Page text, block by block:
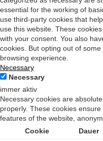
essential for the working of
use third-party cookies that
use this website. These
with your consent. You also
cookies. But opting out of
browsing experience.
Necessary
Necessary
immer aktiv
Necessary cookies are
properly. These cookies
features of the website,
Cookie
Dauer